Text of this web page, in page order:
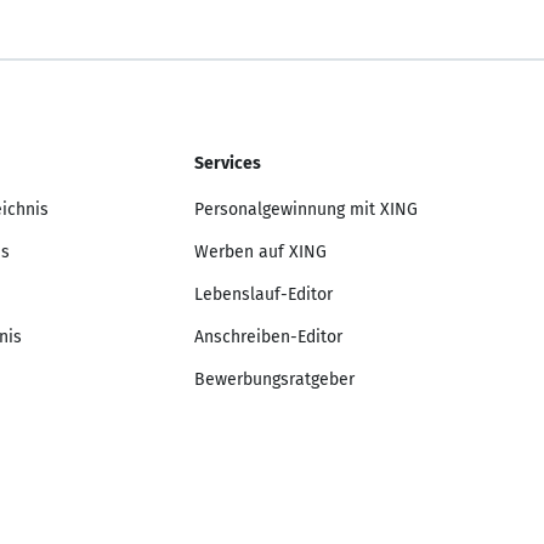
Services
Personalgewinnung mit XING
Werben auf XING
Lebenslauf-Editor
Anschreiben-Editor
Bewerbungsratgeber